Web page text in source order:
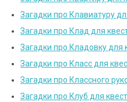
Загадки про Клавиатуру
Загадки про Клад для
Загадки про Кладовку для
Загадки про Класс для
Загадки про Классного
Загадки про Клуб для